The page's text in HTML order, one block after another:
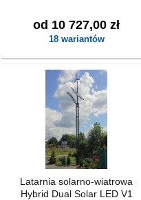
od 10 727,00 zł
18 wariantów
Latarnia solarno-wiatrowa
Hybrid Dual Solar LED V1